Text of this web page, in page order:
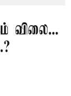
விலை...